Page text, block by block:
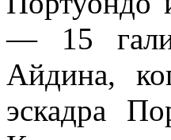
— 15
Айдина,
эскадра